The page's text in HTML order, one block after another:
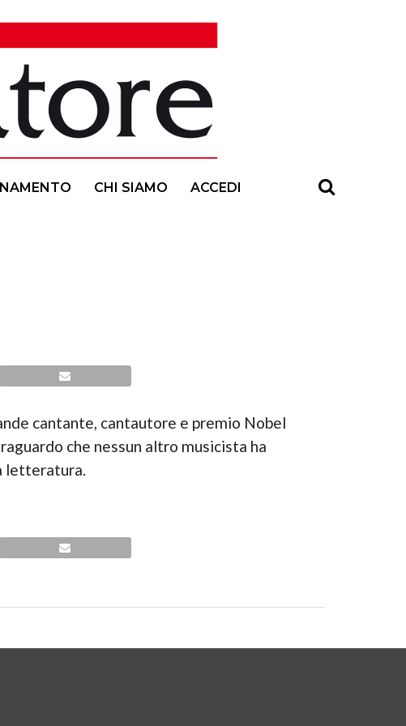
CHI SIAMO ACCEDI
cantante, cantautore e premio Nobel
che nessun altro musicista ha
letteratura.